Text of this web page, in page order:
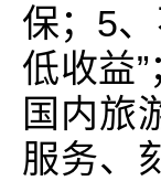
保；5
低收益
国内旅
服务、